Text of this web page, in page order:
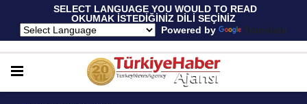
SELECT LANGUAGE YOU WOULD TO READ
OKUMAK İSTEDİĞİNİZ DİLİ SEÇİNİZ
Powered by
Translate